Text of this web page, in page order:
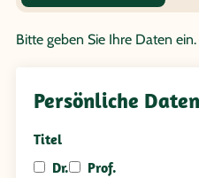
Bitte geben Sie Ihre Daten
Persönliche Daten
Titel
Dr.
Prof.